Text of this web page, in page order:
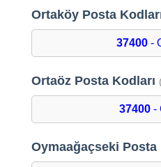
Ortaköy Posta
37400 -
Ortaöz Posta Kodları
37400 -
Oymaağaçseki Posta